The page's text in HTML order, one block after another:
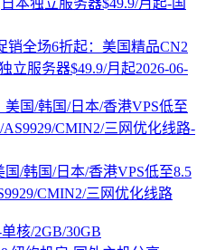
销全场6折起：美国精品CN2
立服务器$49.9/月起2026-06-
国/韩国/日本/香港VPS低至8.5
CMIN2/三网优化线路